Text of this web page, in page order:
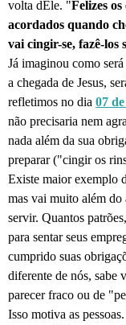
volta dEle. "Felizes
acordados quando
vai cingir-se, fazê-los
Já imaginou como
a chegada de Jesus,
refletimos no dia 07
não precisaria nem
nada além da sua
preparar ("cingir os
Existe maior exemplo
mas vai muito além do
servir. Quantos
para sentar seus
cumprido suas
diferente de nós, sabe
parecer fraco ou de
Isso motiva as